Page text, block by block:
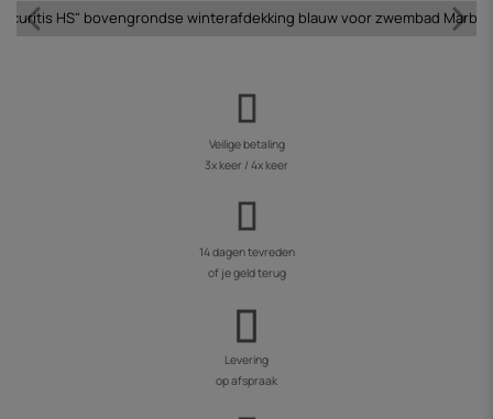
HS" bovengrondse winterafdekking blauw voor zwembad
Veilige betaling
3x keer / 4x keer
14 dagen tevreden
of je geld terug
Levering
op afspraak